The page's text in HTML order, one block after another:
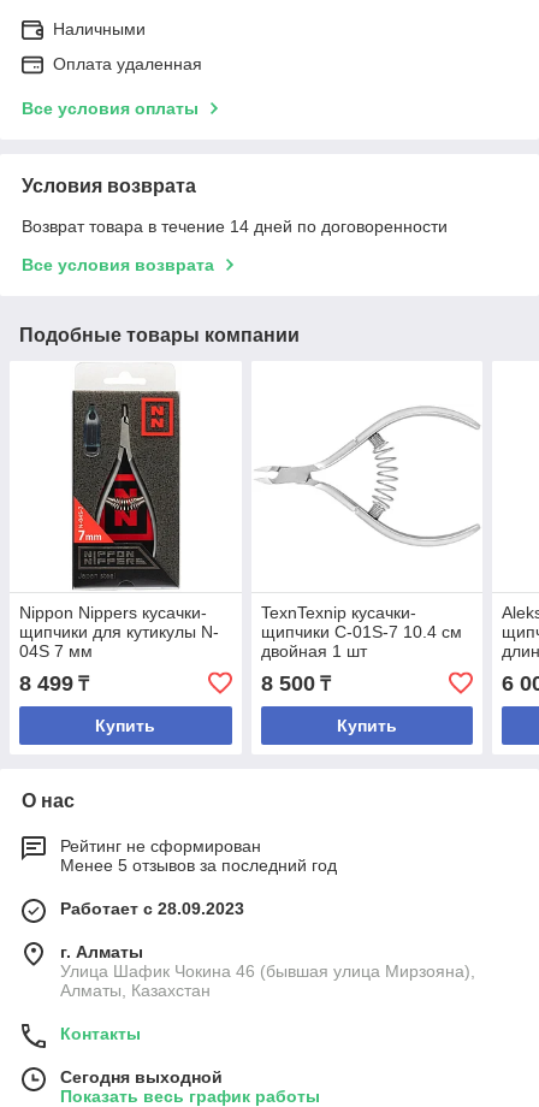
Наличными
Оплата удаленная
Все условия оплаты
Условия возврата
Возврат товара в течение 14 дней по договоренности
Все условия возврата
Подобные товары компании
Nippon Nippers кусачки-
щипчики для кутикулы N-
04S 7 мм
8 499 ₸
Купить
TexnTexnip кусачки-
щипчики C-01S-7 10.4 см
двойная 1 шт
8 500₸
Купить
6
О нас
Рейтинг не сформирован
Менее 5 отзывов за последний год
Работает с 28.09.2023
г. Алматы
Улица Шафик Чокина 46 (бывшая улица Мирзояна),
Алматы, Казахстан
Контакты
Сегодня выходной
Показать весь график работы